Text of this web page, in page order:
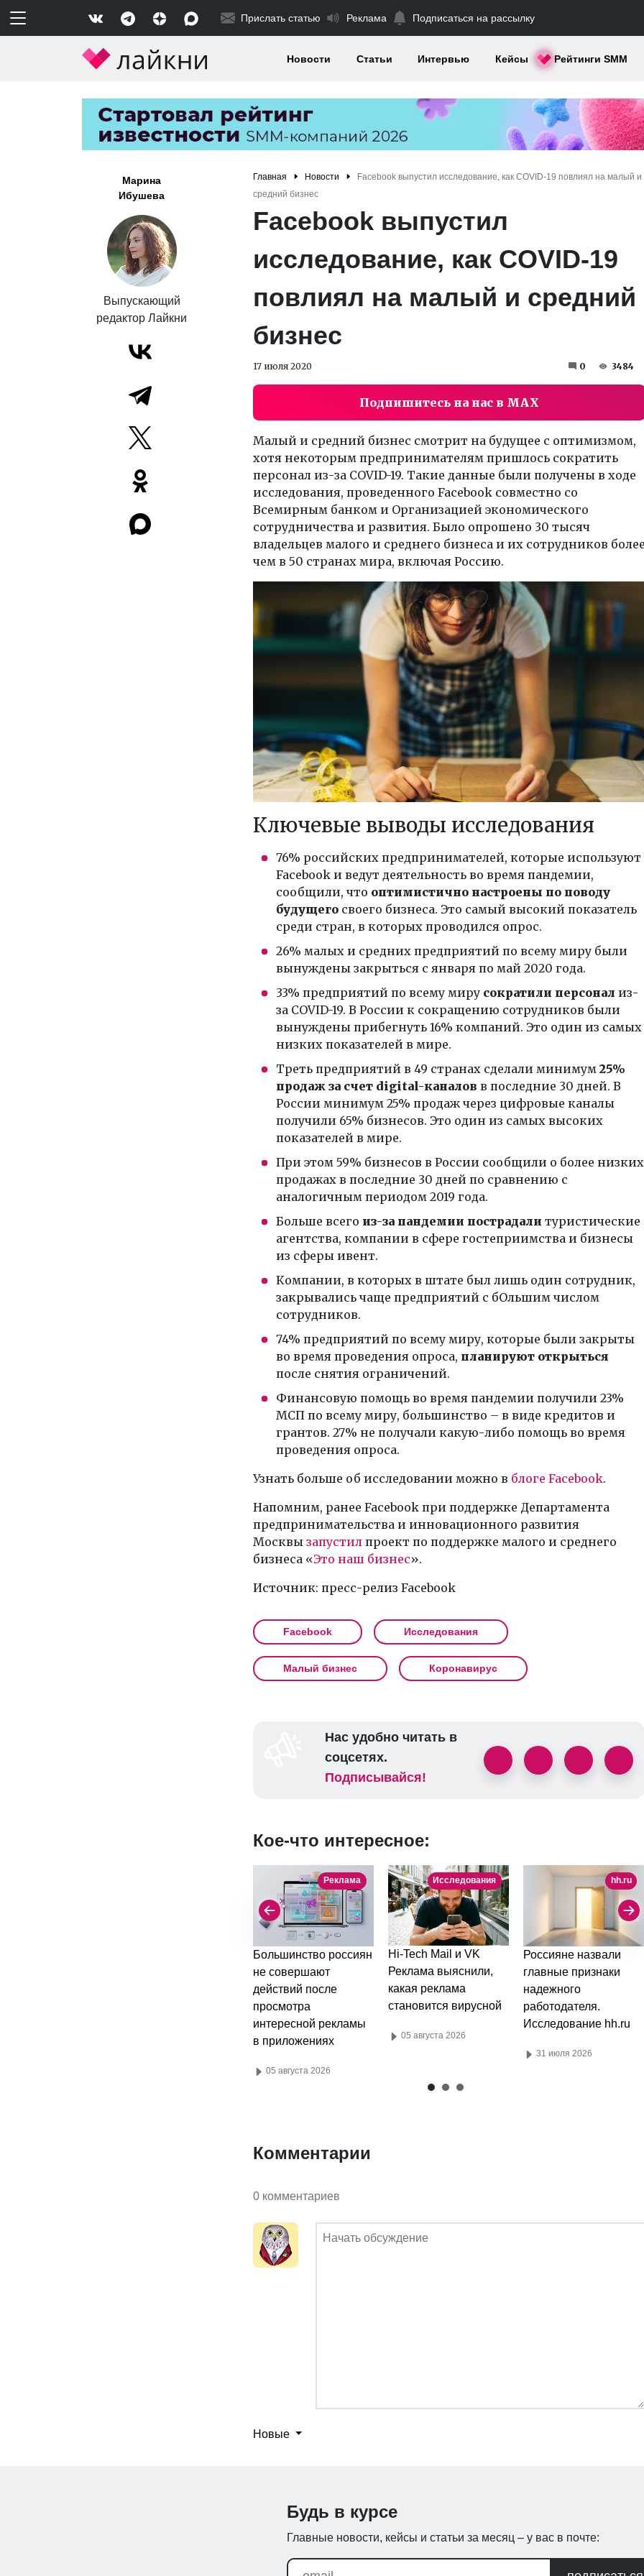
Прислать статью Реклама Подписаться на рассылку
Новости Статьи Интервью Кейсы Рейтинги SMM
Марина
Ибушева
Выпускающий
редактор Лайкни
Главная Новости
Facebook выпустил исследование, как COVID-19 повлиял на малый и
средний бизнес
Facebook выпустил
исследование, как COVID-19
повлиял на малый и средний
бизнес
17 июля 2020 0 3484
Подпишитесь на нас в MAX
Малый и средний бизнес смотрит на будущее с оптимизмом,
хотя некоторым предпринимателям пришлось сократить
персонал из-за COVID-19. Такие данные были получены в ходе
исследования, проведенного Facebook совместно со
Всемирным банком и Организацией экономического
сотрудничества и развития. Было опрошено 30 тысяч
владельцев малого и среднего бизнеса и их сотрудников более
чем в 50 странах мира, включая Россию.
Ключевые выводы исследования
76% российских предпринимателей, которые используют
Facebook и ведут деятельность во время пандемии,
сообщили, что оптимистично настроены по поводу
будущегосвоего бизнеса. Это самый высокий показатель
среди стран, в которых проводился опрос.
26% малых и средних предприятий по всему миру были
вынуждены закрыться с января по май 2020 года.
33% предприятий по всему миру сократили персонал из-
за COVID-19. В России к сокращению сотрудников были
вынуждены прибегнуть 16% компаний. Это один из самых
низких показателей в мире.
Треть предприятий в 49 странах сделали минимум 25%
продаж за счет digital-каналов в последние 30 дней. В
России минимум 25% продаж через цифровые каналы
получили 65% бизнесов. Это один из самых высоких
показателей в мире.
При этом 59% бизнесов в России сообщили о более низких
продажах в последние 30 дней по сравнению с
аналогичным периодом 2019 года.
Больше всего из-за пандемии пострадали туристические
агентства, компании в сфере гостеприимства и бизнесы
из сферы ивент.
Компании, в которых в штате был лишь один сотрудник,
закрывались чаще предприятий с бОльшим числом
сотрудников.
74% предприятий по всему миру, которые были закрыты
во время проведения опроса, планируют открыться
после снятия ограничений.
Финансовую помощь во время пандемии получили 23%
МСП по всему миру, большинство – в виде кредитов и
грантов. 27% не получали какую-либо помощь во время
проведения опроса.
Узнать больше об исследовании можно в блоге Facebook.
Напомним, ранее Facebook при поддержке Департамента
предпринимательства и инновационного развития
Москвы запустилпроект по поддержке малого и среднего
бизнеса «Это наш бизнес».
Источник: пресс-релиз Facebook
Facebook Исследования
Малый бизнес Коронавирус
Нас удобно читать в
соцсетях.
Подписывайся!
Кое-что интересное:
Реклама
Большинство россиян
не совершают
действий после
просмотра
интересной рекламы
в приложениях
05 августа 2026
Исследования
Hi-Tech Mail и VK
Реклама выяснили,
какая реклама
становится вирусной
05 августа 2026
hh.ru
Россияне назвали
главные признаки
надежного
работодателя.
Исследование hh.ru
31 июля 2026
Комментарии
0 комментариев
Новые
Будь в курсе
Главные новости, кейсы и статьи за месяц – у вас в почте: